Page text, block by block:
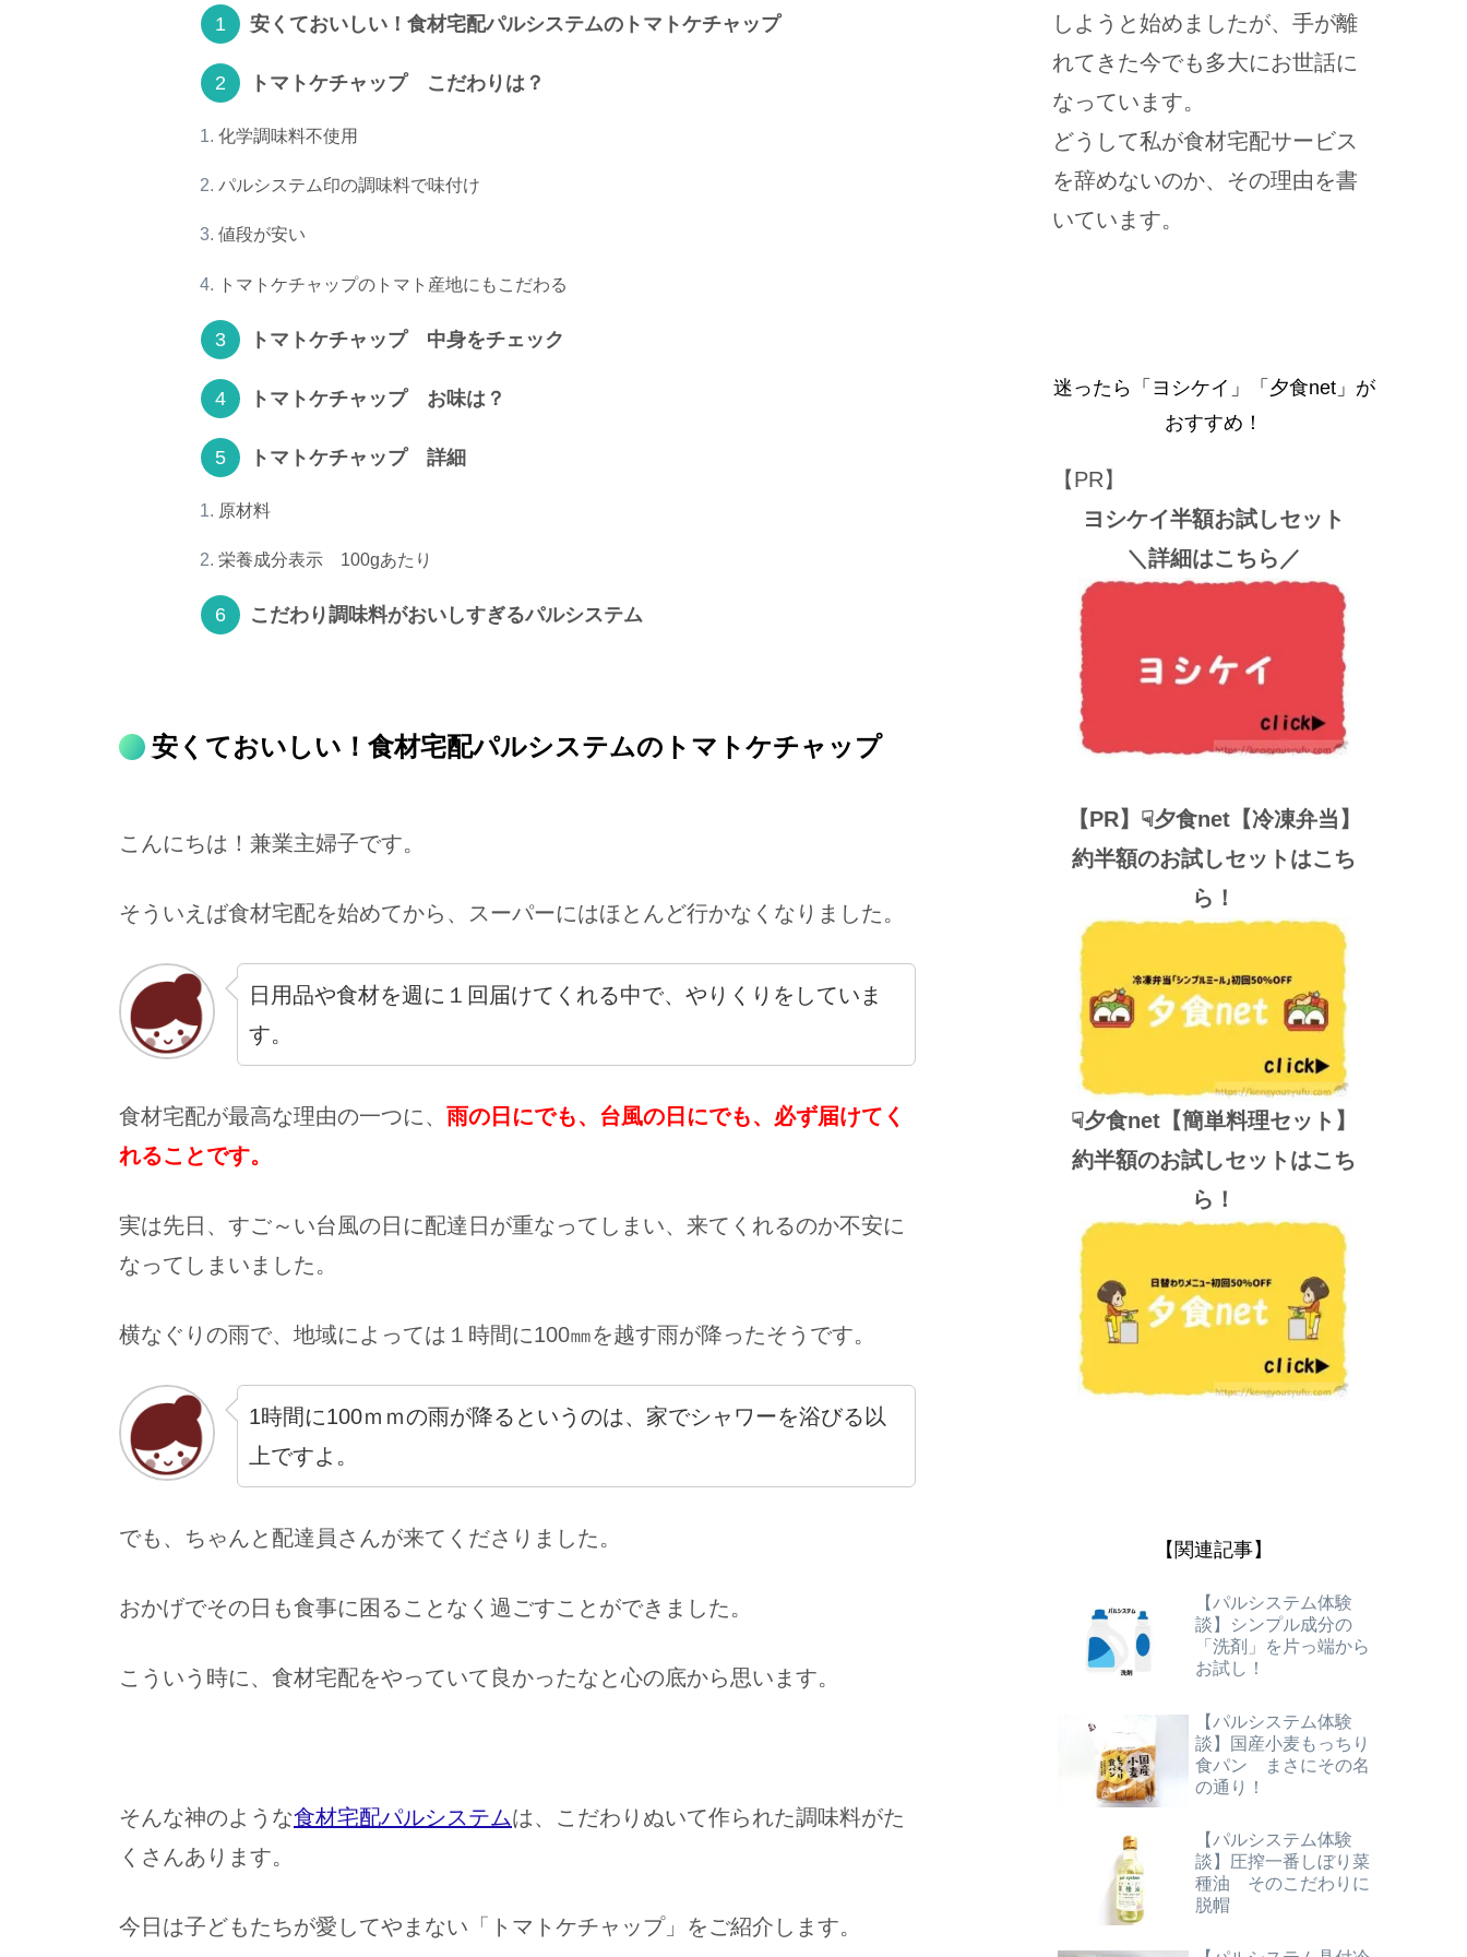
安くておいしい！食材宅配パルシステムのトマトケチャップ
トマトケチャップ こだわりは？
化学調味料不使用
パルシステム印の調味料で味付け
値段が安い
トマトケチャップのトマト産地にもこだわる
トマトケチャップ 中身をチェック
トマトケチャップ お味は？
トマトケチャップ 詳細
原材料
栄養成分表示 100gあたり
こだわり調味料がおいしすぎるパルシステム
安くておいしい！食材宅配パルシステムのトマトケチャップ
こんにちは！兼業主婦子です。
そういえば食材宅配を始めてから、スーパーにはほとんど行かなくなりました。
日用品や食材を週に１回届けてくれる中で、やりくりをしていま
す。
食材宅配が最高な理由の一つに、 雨の日にでも、台風の日にでも、必ず届けてく
れることです。
実は先日、すご～い台風の日に配達日が重なってしまい、来てくれるのか不安に
なってしまいました。
横なぐりの雨で、地域によっては１時間に100㎜を越す雨が降ったそうです。
1時間に100ｍｍの雨が降るというのは、家でシャワーを浴びる以
上ですよ。
でも、ちゃんと配達員さんが来てくださりました。
おかげでその日も食事に困ることなく過ごすことができました。
こういう時に、食材宅配をやっていて良かったなと心の底から思います。
そんな神のような食材宅配パルシステムは、こだわりぬいて作られた調味料がた
くさんあります。
今日は子どもたちが愛してやまない「トマトケチャップ」をご紹介します。
しようと始めましたが、手が離
れてきた今でも多大にお世話に
なっています。
どうして私が食材宅配サービス
を辞めないのか、その理由を書
いています。
迷ったら「ヨシケイ」「夕食net」が
おすすめ！
【PR】
ヨシケイ半額お試しセット
＼詳細はこちら／
【PR】☟夕食net【冷凍弁当】
約半額のお試しセットはこち
ら！
☟夕食net【簡単料理セット】
約半額のお試しセットはこち
ら！
【関連記事】
【パルシステム体験
談】シンプル成分の
「洗剤」を片っ端から
お試し！
【パルシステム体験
談】国産小麦もっちり
食パン まさにその名
の通り！
【パルシステム体験
談】圧搾一番しぼり菜
種油 そのこだわりに
脱帽